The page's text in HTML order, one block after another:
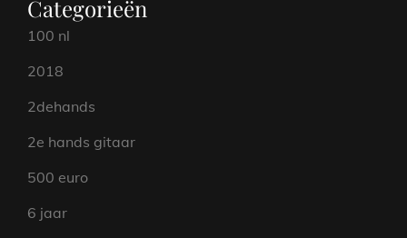
Categorieën
100 nl
2018
2dehands
2e hands gitaar
500 euro
6 jaar